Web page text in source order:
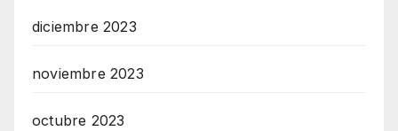
diciembre 2023
noviembre 2023
octubre 2023